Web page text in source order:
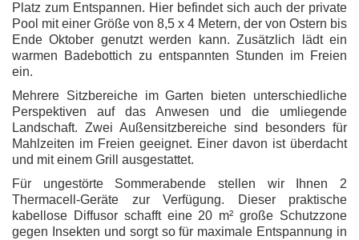
Platz zum Entspannen. Hier befindet sich auch der private
Pool mit einer Größe von 8,5 x 4 Metern, der von Ostern bis
Ende Oktober genutzt werden kann. Zusätzlich lädt ein
warmen Badebottich zu entspannten Stunden im Freien
ein.
Mehrere Sitzbereiche im Garten bieten unterschiedliche
Perspektiven auf das Anwesen und die umliegende
Landschaft. Zwei Außensitzbereiche sind besonders für
Mahlzeiten im Freien geeignet. Einer davon ist überdacht
und mit einem Grill ausgestattet.
Für ungestörte Sommerabende stellen wir Ihnen 2
Thermacell-Geräte zur Verfügung. Dieser praktische
kabellose Diffusor schafft eine 20 m² große Schutzzone
gegen Insekten und sorgt so für maximale Entspannung in